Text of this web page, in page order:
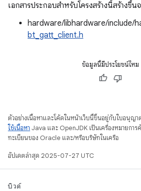
เอกสารประกอบสำหรับโครงสร้างนี้สร้างขึ้
hardware/libhardware/include/
bt_gatt_client.h
ข้อมูลนี้มีประโยชน์ไหม
ตัวอย่างเนื้อหาและโค้ดในหน้าเว็บนี้ขึ้นอยู่กับใบอนุญา
ใช้เนื้อหา Java และ OpenJDK เป็นเครื่องหมายการ
ทะเบียนของ Oracle และ/หรือบริษัทในเครือ
อัปเดตล่าสุด 2025-07-27 UTC
บิวด์